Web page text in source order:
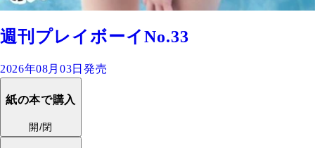
週刊プレイボーイNo.33
2026年08月03日発売
紙の本で購入
開/閉